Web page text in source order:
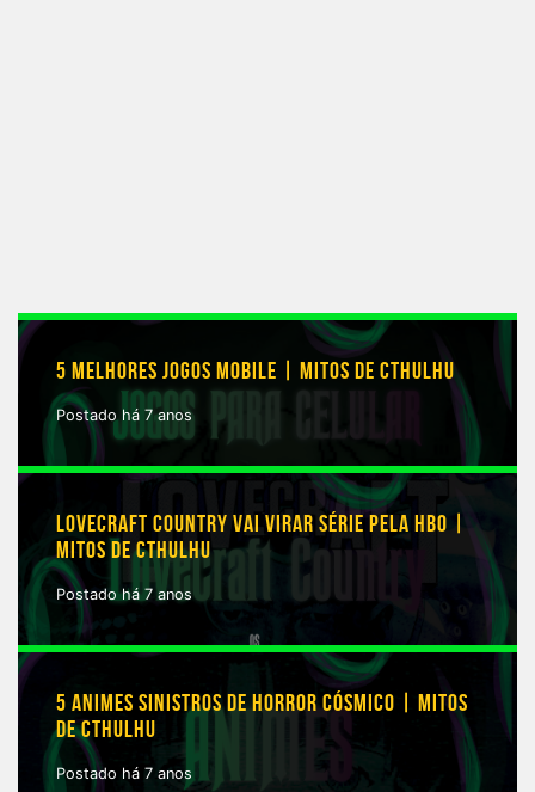
5 MELHORES JOGOS MOBILE | MITOS DE CTHULHU
Postado há 7 anos
LOVECRAFT COUNTRY VAI VIRAR SÉRIE PELA HBO |
MITOS DE CTHULHU
Postado há 7 anos
5 ANIMES SINISTROS DE HORROR CÓSMICO | MITOS
DE CTHULHU
Postado há 7 anos